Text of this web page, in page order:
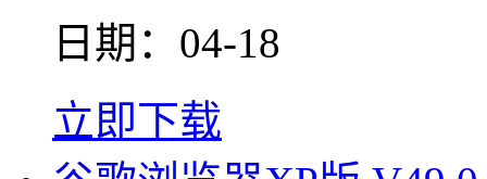
日期：04-18
立即下载